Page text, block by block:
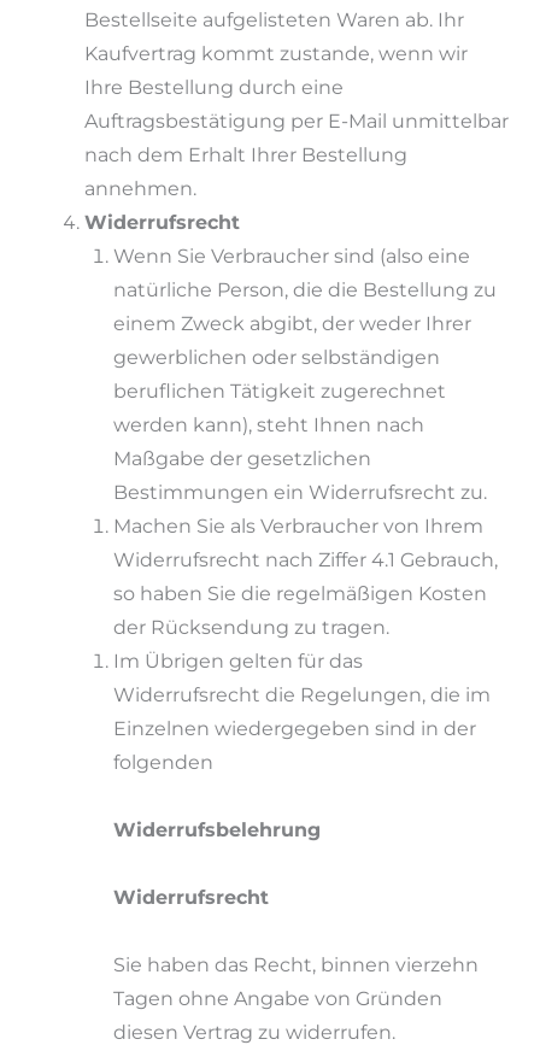
Bestellseite aufgelisteten Waren ab. Ihr
Kaufvertrag kommt zustande, wenn wir
Ihre Bestellung durch eine
Auftragsbestätigung per E-Mail unmittelbar
nach dem Erhalt Ihrer Bestellung
annehmen.
Widerrufsrecht
Wenn Sie Verbraucher sind (also eine
natürliche Person, die die Bestellung zu
einem Zweck abgibt, der weder Ihrer
gewerblichen oder selbständigen
beruflichen Tätigkeit zugerechnet
werden kann), steht Ihnen nach
Maßgabe der gesetzlichen
Bestimmungen ein Widerrufsrecht zu.
Machen Sie als Verbraucher von Ihrem
Widerrufsrecht nach Ziffer 4.1 Gebrauch,
so haben Sie die regelmäßigen Kosten
der Rücksendung zu tragen.
Im Übrigen gelten für das
Widerrufsrecht die Regelungen, die im
Einzelnen wiedergegeben sind in der
folgenden
Widerrufsbelehrung
Widerrufsrecht
Sie haben das Recht, binnen vierzehn
Tagen ohne Angabe von Gründen
diesen Vertrag zu widerrufen.